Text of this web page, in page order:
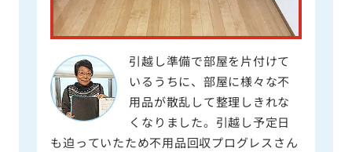
引越し準備で部屋を片付けて
いるうちに、部屋に様々な不
用品が散乱して整理しきれな
くなりました。引越し予定日
も迫っていたため不用品回収プログレスさん